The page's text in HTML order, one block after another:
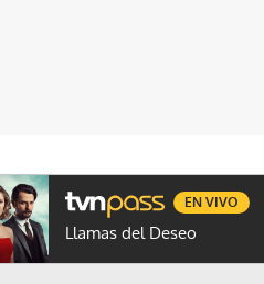
PROGRAMAS GENTE TVN
Llamas del Deseo
EN VIVO